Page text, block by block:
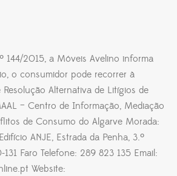
144/2015, a Móveis Avelino informa
o consumidor pode recorrer à
Alternativa de Litígios de
– Centro de Informação, Mediação
de Consumo do Algarve Morada:
ANJE, Estrada da Penha, 3.º
Faro Telefone: 289 823 135 Email:
Website: